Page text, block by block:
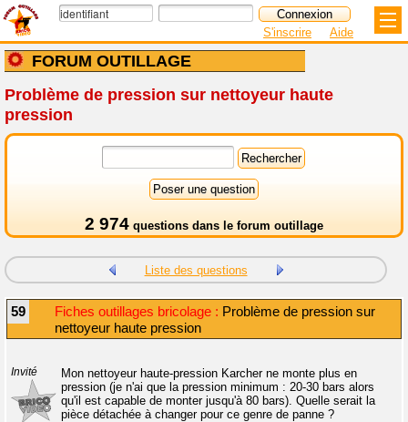
FORUM OUTILLAGE
S'inscrire Aide
Problème de pression sur nettoyeur haute
pression
2 974 questions dans le forum outillage
Liste des questions
59 Fiches outillages bricolage : Problème de pression sur
nettoyeur haute pression
Invité
Mon nettoyeur haute-pression Karcher ne monte plus en
pression (je n'ai que la pression minimum : 20-30 bars alors
qu'il est capable de monter jusqu'à 80 bars). Quelle serait la
pièce détachée à changer pour ce genre de panne ?